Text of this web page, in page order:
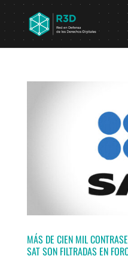
MÁS DE CIEN MIL
SAT SON FILTRADAS EN